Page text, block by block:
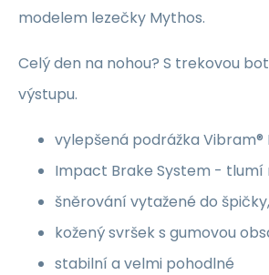
modelem lezečky Mythos.
Celý den na nohou? S trekovou
výstupu.
vylepšená podrážka
Impact Brake System - tlumí
šněrování vytažené do
kožený svršek s gumovou
stabilní a velmi pohodlné